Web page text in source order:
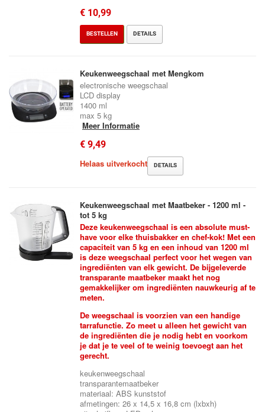
€ 10,99
BESTELLEN DETAILS
Keukenweegschaal met Mengkom
electronische weegschaal
LCD display
1400 ml
max 5 kg
Meer Informatie
€ 9,49
Helaas uitverkocht
DETAILS
Keukenweegschaal met Maatbeker - 1200 ml -
tot 5 kg
Deze keukenweegschaal is een absolute must-
have voor elke thuisbakker en chef-kok! Met een
capaciteit van 5 kg en een inhoud van 1200 ml
is deze weegschaal perfect voor het wegen van
ingrediënten van elk gewicht. De bijgeleverde
transparante maatbeker maakt het nog
gemakkelijker om ingrediënten nauwkeurig af te
meten.
De weegschaal is voorzien van een handige
tarrafunctie. Zo meet u alleen het gewicht van
de ingrediënten die je nodig hebt en voorkom
je dat je te veel of te weinig toevoegt aan het
gerecht.
keukenweegschaal
transparantemaatbeker
materiaal: ABS kunststof
afmetingen: 26 x 14,5 x 16,8 cm (lxbxh)